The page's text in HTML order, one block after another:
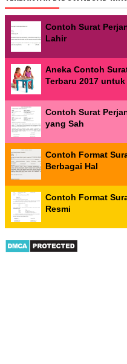
Contoh Surat
Lahir
Aneka Contoh
Terbaru 2017
Contoh Surat
yang Sah
Contoh Format
Berbagai Hal
Contoh Format
Resmi